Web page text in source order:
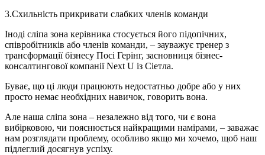
3.Схильність прикривати слабких членів команди
Іноді сліпа зона керівника стосується його підопічних,
співробітників або членів команди, – зауважує тренер з
трансформації бізнесу Посі Герінг, засновниця бізнес-
консалтингової компанії Next U із Сіетла.
Буває, що ці люди працюють недостатньо добре або у них
просто немає необхідних навичок, говорить вона.
Але наша сліпа зона – незалежно від того, чи є вона
вибірковою, чи пояснюється найкращими намірами, – заважає
нам розглядати проблему, особливо якщо ми хочемо, щоб наш
підлеглий досягнув успіху.